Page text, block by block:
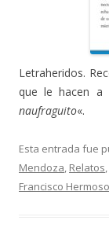
Letraheridos.
que le hacen a
naufraguito«.
Esta entrada fue
Mendoza, Relatos,
Francisco